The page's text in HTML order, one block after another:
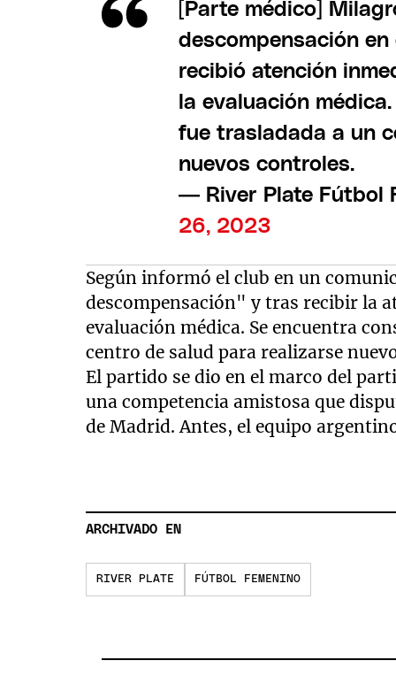
[Parte médico]
descompensación
recibió atención
la evaluación
fue trasladada a un
nuevos controles.
— River Plate Fútbol
26, 2023
Según informó el club en un
descompensación" y tras recibir la
evaluación médica. Se encuentra
centro de salud para realizarse
El partido se dio en el marco del
una competencia amistosa que
de Madrid. Antes, el equipo
ARCHIVADO EN
RIVER PLATE FÚTBOL FEMENINO